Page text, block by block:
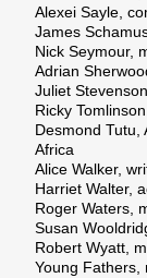
Alexei Sayle,
James
Nick Seymour,
Adrian
Juliet
Ricky
Desmond Tutu,
Africa
Alice Walker,
Harriet Walter,
Roger Waters,
Susan
Robert Wyatt,
Young Fathers,